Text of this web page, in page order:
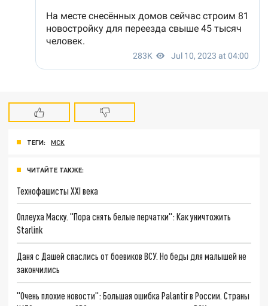
ТЕГИ: МСК
ЧИТАЙТЕ ТАКЖЕ:
Технофашисты XXI века
Оплеуха Маску. "Пора снять белые перчатки": Как уничтожить
Starlink
Даня с Дашей спаслись от боевиков ВСУ. Но беды для малышей не
закончились
"Очень плохие новости": Большая ошибка Palantir в России. Страны